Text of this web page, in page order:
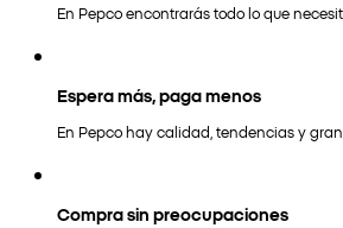
En Pepco encontrarás todo lo que
Espera más, paga menos
En Pepco hay calidad, tendencias y
Compra sin preocupaciones